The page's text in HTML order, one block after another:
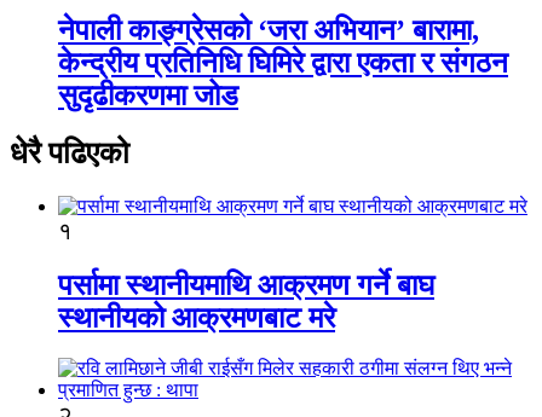
नेपाली काङ्ग्रेसको ‘जरा अभियान’ बारामा,
केन्द्रीय प्रतिनिधि घिमिरे द्वारा एकता र संगठन
सुदृढीकरणमा जोड
धेरै पढिएको
१
पर्सामा स्थानीयमाथि आक्रमण गर्ने बाघ
स्थानीयको आक्रमणबाट मरे